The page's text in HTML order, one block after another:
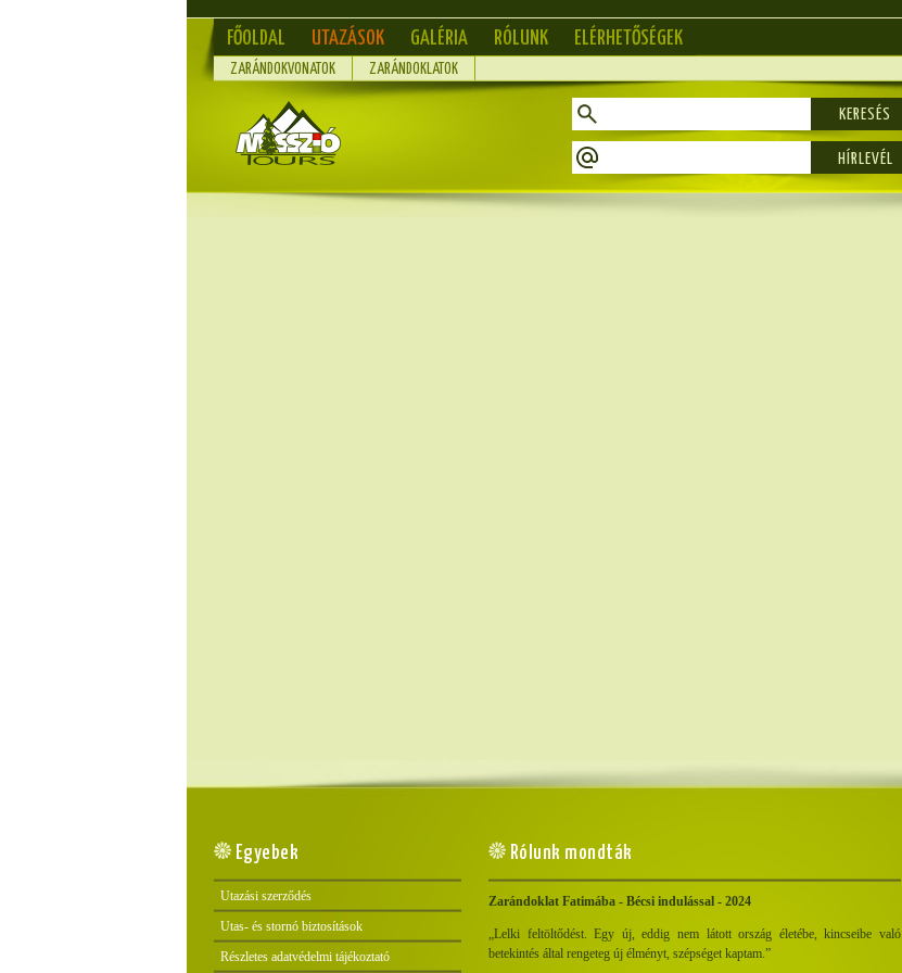
FŐOLDAL UTAZÁSOK GALÉRIA RÓLUNK ELÉRHETŐSÉGEK
ZARÁNDOKVONATOK ZARÁNDOKLATOK
KERESÉS
Egyebek
Utazási szerződés
Utas- és stornó biztosítások
Részletes adatvédelmi tájékoztató
Rólunk mondták
Zarándoklat Fatimába - Bécsi indulással - 2024
„Lelki feltöltődést. Egy új, eddig nem látott ország életébe, kincseibe való
betekintés által rengeteg új élményt, szépséget kaptam.”